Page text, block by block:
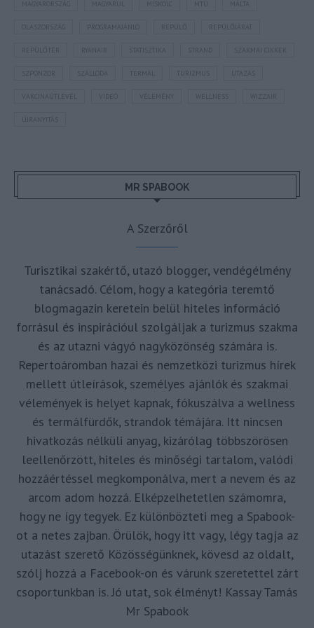
MAGYARORSZÁG MTÜ MÁLTA
OLASZORSZÁG REPÜLŐJÁRAT
REPÜLŐTÉR STATISZTIKA STRAND SZAKMAI CIKKEK
SZPONZOR SZÁLLODA TERMÁL TURIZMUS UTAZÁS
VAKCINAÚTLEVÉL WIZZAIR
ÚJRANYITÁS
MR SPABOOK
A Szerzőről
Turisztikai szakértő, utazó blogger, vendégélmény
tanácsadó. Célom, hogy a kategória teremtő
blogmagazin keretein belül hiteles információ
forrásul és inspirációul szolgáljak a turizmus szakma
és az utazni vágyó nagyközönség számára is.
Repertoáromban hazai és nemzetközi turizmus hírek
mellett útleírások, személyes ajánlók és szakmai
vélemények is helyet kapnak, fókuszálva a wellness
és termálfürdők, strandok témájára. Itt nincsen
hivatkozás nélküli anyag, kizárólag többszörösen
leellenőrzött, hiteles és minőségi tartalom, valódi
hozzáértéssel megkomponálva, mert a nevem és az
arcom adom hozzá. Elképzelhetetlen számomra,
hogy ne így tegyek. Ez különbözteti meg a Spabook-
ot a netes zajban. Örülök, hogy itt vagy, légy tagja az
utazást szerető Közösségünknek, kövesd az oldalt,
szólj hozzá a Facebook-on és várunk szeretettel zárt
csoportunkban is. Jó utat, sok élményt! Kassay Tamás
Mr Spabook